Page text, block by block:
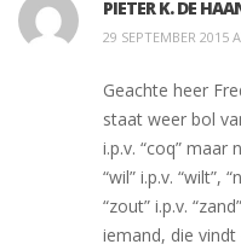
PIETER K. DE
29 SEPTEMBER 2015
Geachte heer
staat weer bol
i.p.v. “coq” maar
“wil” i.p.v. “wilt”,
“zout” i.p.v.
iemand, die vindt